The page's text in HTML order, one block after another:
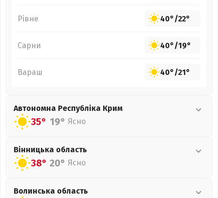
Рівне 40°/22°
Сарни 40°/19°
Вараш 40°/21°
Автономна Республіка Крим
35° 19° Ясно
Вінницька область
38° 20° Ясно
Волинська область